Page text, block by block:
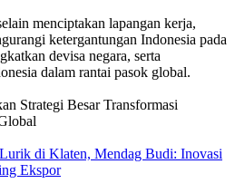
menciptakan lapangan kerja,
ketergantungan Indonesia pada
devisa negara, serta
dalam rantai pasok global.
di Klaten, Mendag Budi: Inovasi
Ekspor